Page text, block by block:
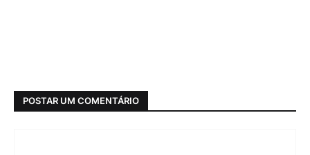
POSTAR UM COMENTÁRIO